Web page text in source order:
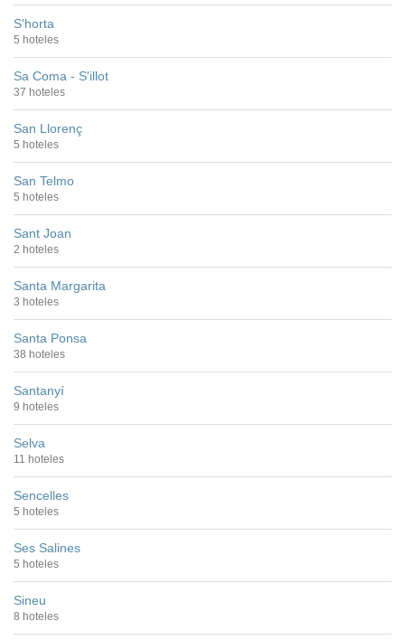
S'horta
5 hoteles
Sa Coma - S'illot
37 hoteles
San Llorenç
5 hoteles
San Telmo
5 hoteles
Sant Joan
2 hoteles
Santa Margarita
3 hoteles
Santa Ponsa
38 hoteles
Santanyí
9 hoteles
Selva
11 hoteles
Sencelles
5 hoteles
Ses Salines
5 hoteles
Sineu
8 hoteles